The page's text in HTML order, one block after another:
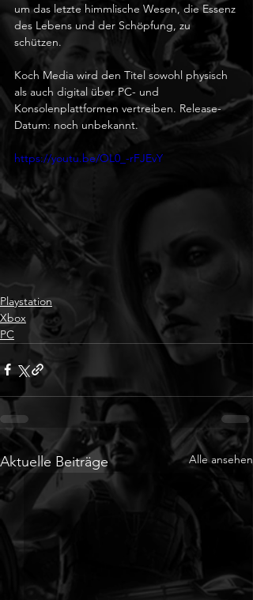
um das letzte himmlische Wesen, die Essenz
des Lebens und der Schöpfung, zu
schützen.
Koch Media wird den Titel sowohl physisch
als auch digital über PC- und
Konsolenplattformen vertreiben. Release-
Datum: noch unbekannt.
https://youtu.be/OL0_-rFJEvY
Playstation
Xbox
PC
Aktuelle Beiträge Alle ansehen